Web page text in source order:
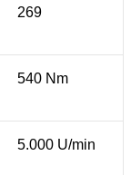
269
540 Nm
5.000 U/min